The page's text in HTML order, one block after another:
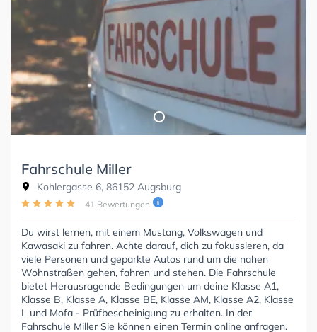
Fahrschule Miller
Kohlergasse 6, 86152 Augsburg
41 Bewertungen
Du wirst lernen, mit einem Mustang, Volkswagen und
Kawasaki zu fahren. Achte darauf, dich zu fokussieren, da
viele Personen und geparkte Autos rund um die nahen
Wohnstraßen gehen, fahren und stehen. Die Fahrschule
bietet Herausragende Bedingungen um deine Klasse A1,
Klasse B, Klasse A, Klasse BE, Klasse AM, Klasse A2, Klasse
L und Mofa - Prüfbescheinigung zu erhalten. In der
Fahrschule Miller Sie können einen Termin online anfragen.